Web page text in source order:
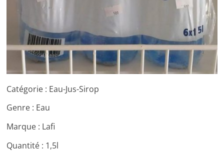
Catégorie : Eau-Jus-Sirop
Genre : Eau
Marque : Lafi
Quantité : 1,5l